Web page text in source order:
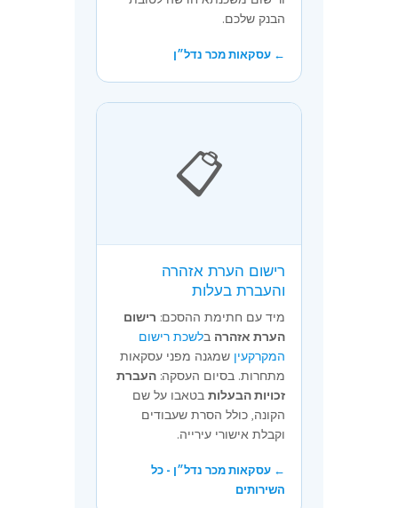
הבנק שלכם.
← עסקאות מכר נדל״ן
📋
רישום הערת אזהרה
והעברת בעלות
מיד עם חתימת ההסכם: רישום
הערת אזהרה בלשכת רישום
המקרקעין שמגנה מפני עסקאות
מתחרות. בסיום העסקה: העברת
זכויות הבעלות בטאבו על שם
הקונה, כולל הסרת שעבודים
וקבלת אישורי עירייה.
← עסקאות מכר נדל״ן - כל
השירותים